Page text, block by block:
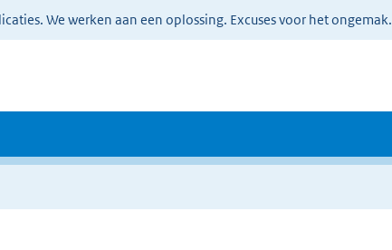
We werken aan een oplossing. Excuses voor het ongemak.